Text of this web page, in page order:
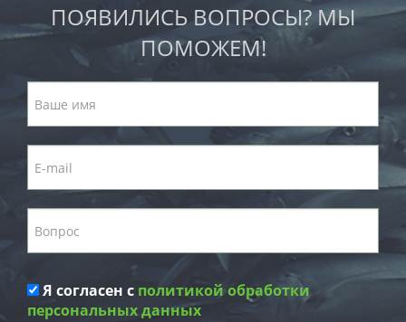
ПОЯВИЛИСЬ ВОПРОСЫ? МЫ
ПОМОЖЕМ!
Я согласен с политикой обработки
персональных данных